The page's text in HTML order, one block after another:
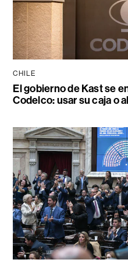
CHILE
El gobierno de Kast se
Codelco: usar su caja o